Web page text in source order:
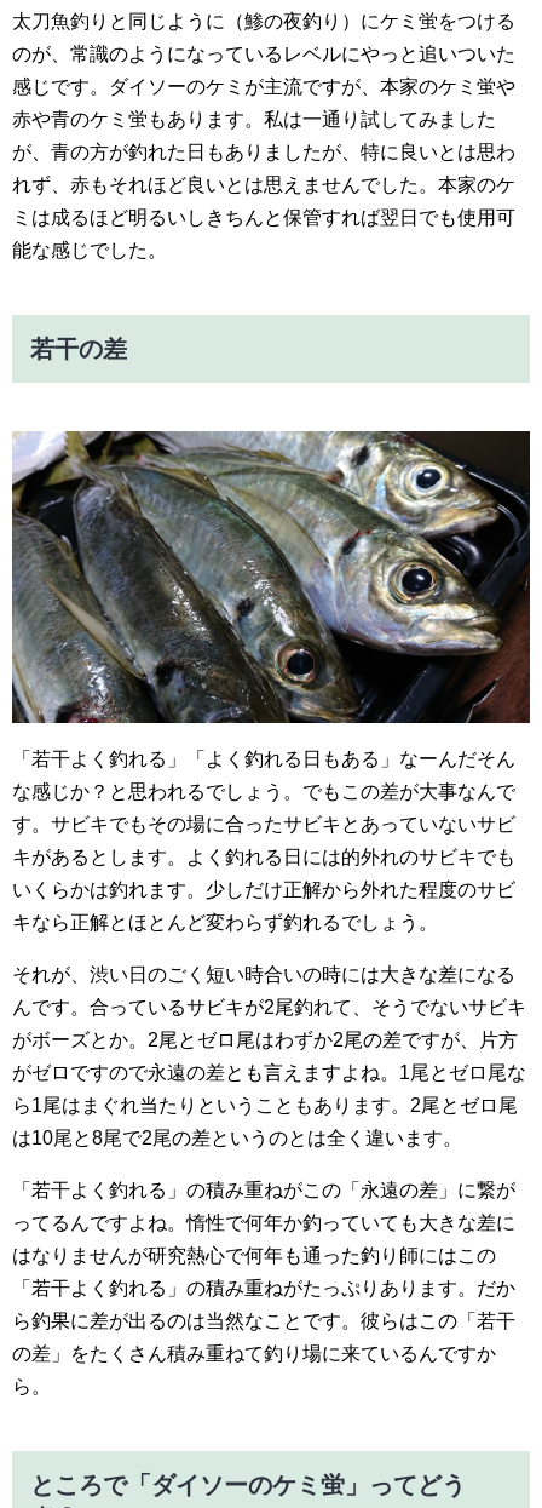
太刀魚釣りと同じように（鯵の夜釣り）にケミ蛍をつける
のが、常識のようになっているレベルにやっと追いついた
感じです。ダイソーのケミが主流ですが、本家のケミ蛍や
赤や青のケミ蛍もあります。私は一通り試してみました
が、青の方が釣れた日もありましたが、特に良いとは思わ
れず、赤もそれほど良いとは思えませんでした。本家のケ
ミは成るほど明るいしきちんと保管すれば翌日でも使用可
能な感じでした。
若干の差
「若干よく釣れる」「よく釣れる日もある」なーんだそん
な感じか？と思われるでしょう。でもこの差が大事なんで
す。サビキでもその場に合ったサビキとあっていないサビ
キがあるとします。よく釣れる日には的外れのサビキでも
いくらかは釣れます。少しだけ正解から外れた程度のサビ
キなら正解とほとんど変わらず釣れるでしょう。
それが、渋い日のごく短い時合いの時には大きな差になる
んです。合っているサビキが2尾釣れて、そうでないサビキ
がボーズとか。2尾とゼロ尾はわずか2尾の差ですが、片方
がゼロですので永遠の差とも言えますよね。1尾とゼロ尾な
ら1尾はまぐれ当たりということもあります。2尾とゼロ尾
は10尾と8尾で2尾の差というのとは全く違います。
「若干よく釣れる」の積み重ねがこの「永遠の差」に繋が
ってるんですよね。惰性で何年か釣っていても大きな差に
はなりませんが研究熱心で何年も通った釣り師にはこの
「若干よく釣れる」の積み重ねがたっぷりあります。だか
ら釣果に差が出るのは当然なことです。彼らはこの「若干
の差」をたくさん積み重ねて釣り場に来ているんですか
ら。
ところで「ダイソーのケミ蛍」ってどう